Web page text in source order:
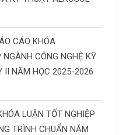
CÁO KHÓA
CÔNG NGHỆ KỸ
II NĂM HỌC 2025-2026
LUẬN TỐT NGHIỆP
TRÌNH CHUẨN NĂM